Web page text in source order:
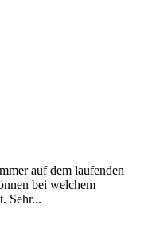
auf dem laufenden
bei welchem
Sehr...